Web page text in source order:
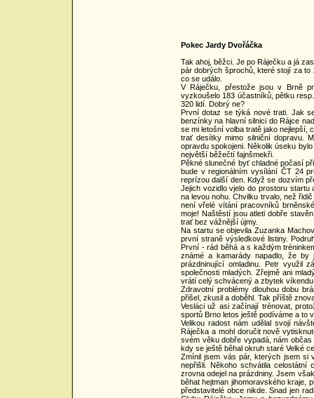
Pokec Jardy Dvořáčka
Tak ahoj, běžci. Je po Ráječku a já
pár dobrých šprochů, které stojí za to
co se událo.
V Ráječku, přestože jsou v Brně
vyzkoušelo 183 účastníků, pětku
320 lidí. Dobrý ne?
První dotaz se týká nové trati. Jak
benzínky na hlavní silnici do Rájce
se mi letošní volba tratě jako nejlepší,
trať desítky mimo silniční dopravu.
opravdu spokojeni. Několik úseku
největší běžečtí fajnšmekři.
Pěkné slunečné byť chladné počasí
bude v regionálním vysílání ČT 24
reprízou další den. Když se dozvím
Jejich vozidlo vjelo do prostoru startu
na levou nohu. Chvilku trvalo, než
není vřelé vítání pracovníků
moje! Naštěstí jsou atleti dobře
trať bez vážnější újmy.
Na startu se objevila Zuzanka
první straně výsledkové listiny.
První - rád běhá a s každým
známé a kamarády napadlo, že by
prázdninující omladinu. Petr využil
společnosti mladých. Zřejmě ani
vrátí celý schvácený a zbytek
Zdravotní problémy dlouhou dobu
přišel, zkusil a doběhl. Tak příště
Vesláci už asi začínají trénovat,
sportů Brno letos ještě podíváme a to
Velikou radost nám udělal svojí
Ráječka a mohl doručit nově
svém věku dobře vypadá, nám
kdy se ještě běhal okruh staré Velké
Zmínil jsem vás pár, kterých jsem si
nepřišli. Někoho schvátila celostátní
zrovna odejel na prázdniny. Jsem
běhat hejtman jihomoravského kraje,
představitelé obce nikde. Snad jen